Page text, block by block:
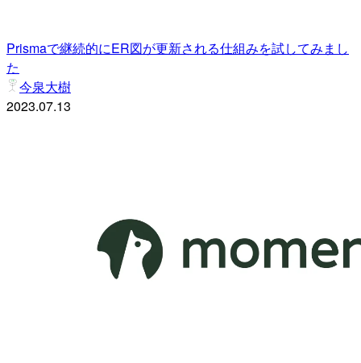
Prismaで継続的にER図が更新される仕組みを試してみまし
た
今泉大樹
2023.07.13